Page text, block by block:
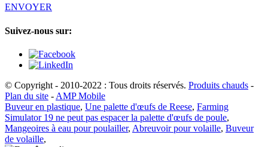
ENVOYER
Suivez-nous sur:
© Copyright - 2010-2022 : Tous droits réservés. Produits chauds -
Plan du site - AMP Mobile
Buveur en plastique, Une palette d'œufs de Reese, Farming
Simulator 19 ne peut pas espacer la palette d'œufs de poule,
Mangeoires à eau pour poulailler, Abreuvoir pour volaille, Buveur
de volaille,